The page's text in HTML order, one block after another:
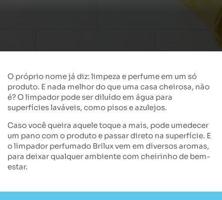
O próprio nome já diz: limpeza e perfume em um só
produto. E nada melhor do que uma casa cheirosa, não
é? O limpador pode ser diluído em água para
superfícies laváveis, como pisos e azulejos.
Caso você queira aquele toque a mais, pode umedecer
um pano com o produto e passar direto na superfície. E
o limpador perfumado Brilux vem em diversos aromas,
para deixar qualquer ambiente com cheirinho de bem-
estar.